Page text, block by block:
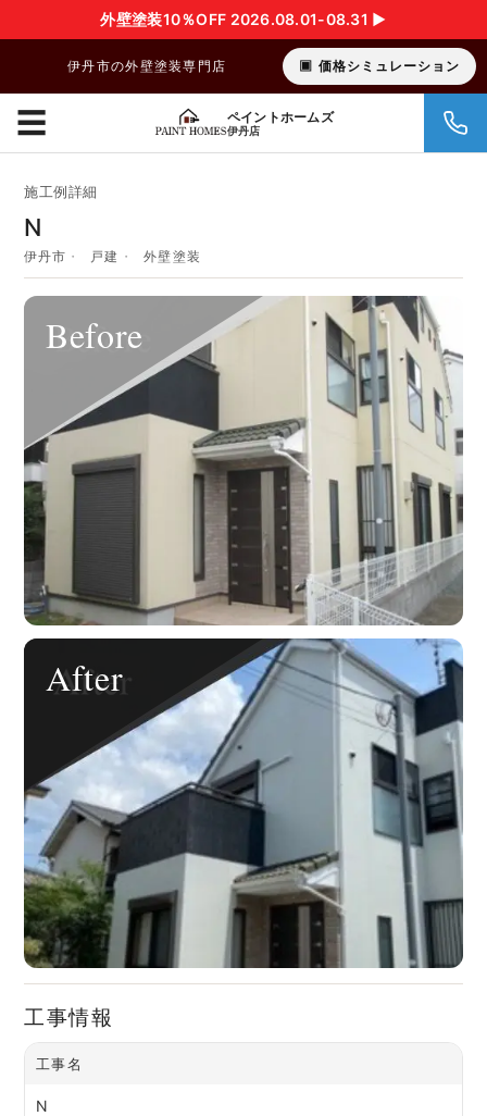
外壁塗装10％OFF 2026.08.01-08.31 ▶︎
伊丹市の外壁塗装専門店 価格シミュレーション
ペイントホームズ
伊丹店
☰
施工例詳細
N
伊丹市 戸建 外壁塗装
Before
After
工事情報
工事名
N